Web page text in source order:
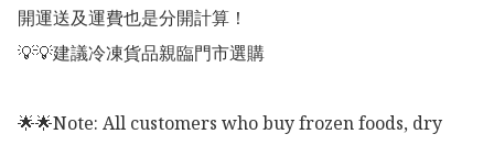
開運送及運費也是分開計算！
💡💡建議冷凍貨品親臨門市選購
🌟🌟Note: All customers who buy frozen foods, dry